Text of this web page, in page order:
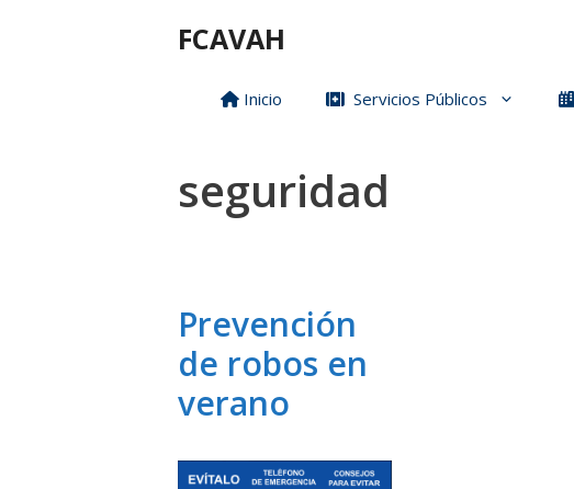
FCAVAH
Inicio Servicios Públicos
seguridad
Prevención
de robos en
verano